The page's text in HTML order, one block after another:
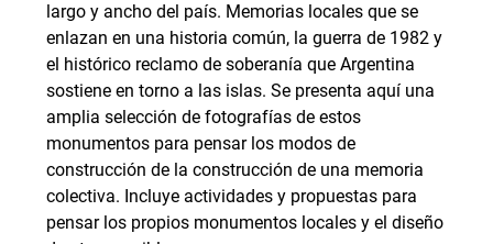
largo y ancho del país. Memorias locales que se
enlazan en una historia común, la guerra de 1982 y
el histórico reclamo de soberanía que Argentina
sostiene en torno a las islas. Se presenta aquí una
amplia selección de fotografías de estos
monumentos para pensar los modos de
construcción de la construcción de una memoria
colectiva. Incluye actividades y propuestas para
pensar los propios monumentos locales y el diseño